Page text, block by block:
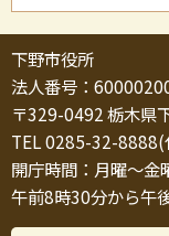
下野市役所
法人番号：
〒329-0492 栃木県
TEL 0285-32-
開庁時間：月曜～金
午前8時30分から午